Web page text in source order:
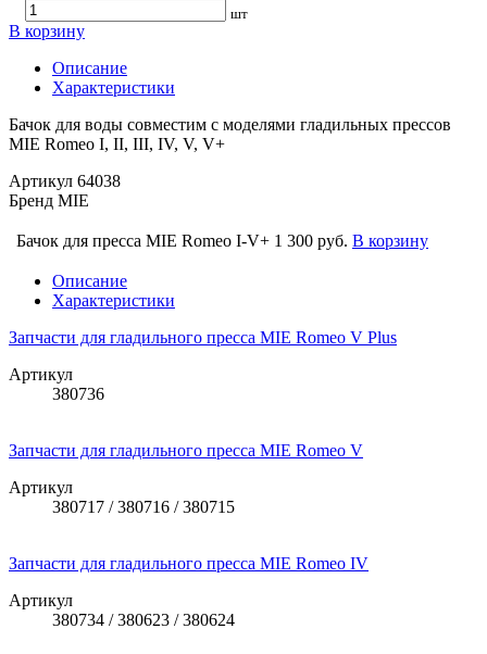
шт
В корзину
Описание
Характеристики
Бачок для воды совместим с моделями гладильных прессов
MIE Romeo I, II, III, IV, V, V+
Артикул 64038
Бренд MIE
Бачок для пресса MIE Romeo I-V+ 1 300 руб. В корзину
Описание
Характеристики
Запчасти для гладильного пресса MIE Romeo V Plus
Артикул
380736
Запчасти для гладильного пресса MIE Romeo V
Артикул
380717 / 380716 / 380715
Запчасти для гладильного пресса MIE Romeo IV
Артикул
380734 / 380623 / 380624